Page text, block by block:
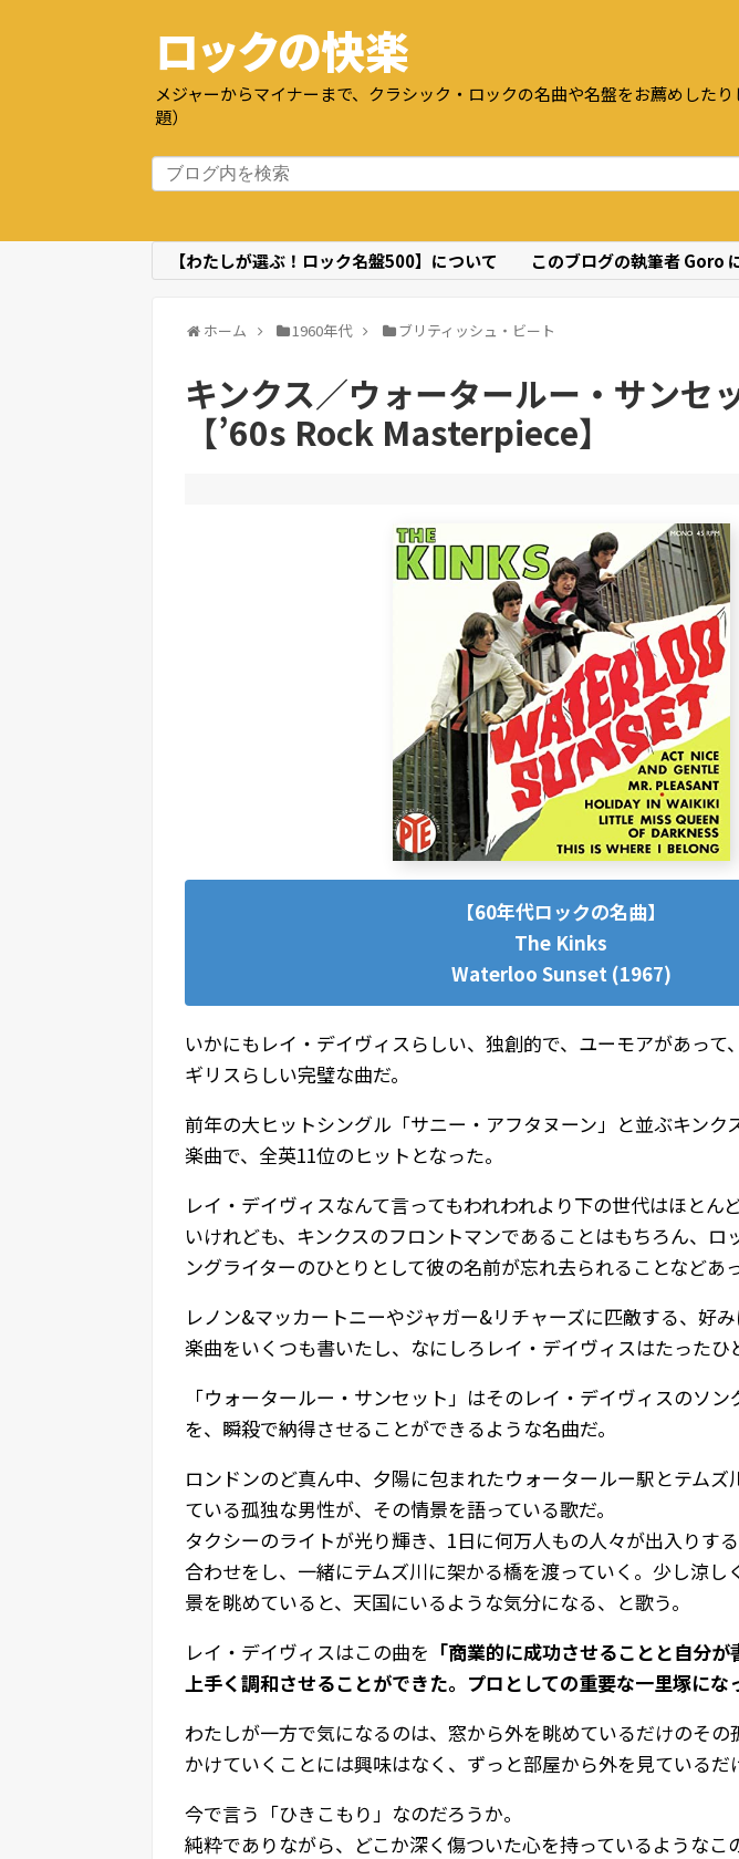
ロックの快楽
メジャーからマイナーまで、クラシック・ロックの名曲や名盤をお薦めした
題）
【わたしが選ぶ！ロック名盤500】について このブログの執筆者 Goro
ホーム 1960年代 ブリティッシュ・ビート
キンクス／ウォータールー・サンセ
【’60s Rock Masterpiece】
【60年代ロックの名曲】
The Kinks
Waterloo Sunset (1967)
いかにもレイ・デイヴィスらしい、独創的で、ユーモアがあって
ギリスらしい完璧な曲だ。
前年の大ヒットシングル「サニー・アフタヌーン」と並ぶキンク
楽曲で、全英11位のヒットとなった。
レイ・デイヴィスなんて言ってもわれわれより下の世代はほとん
いけれども、キンクスのフロントマンであることはもちろん、ロ
ングライターのひとりとして彼の名前が忘れ去られることなどあ
レノン&マッカートニーやジャガー&リチャーズに匹敵する、好
楽曲をいくつも書いたし、なにしろレイ・デイヴィスはたったひ
「ウォータールー・サンセット」はそのレイ・デイヴィスのソ
を、瞬殺で納得させることができるような名曲だ。
ロンドンのど真ん中、夕陽に包まれたウォータールー駅とテムズ
ている孤独な男性が、その情景を語っている歌だ。
タクシーのライトが光り輝き、1日に何万人もの人々が出入りす
合わせをし、一緒にテムズ川に架かる橋を渡っていく。少し涼し
景を眺めていると、天国にいるような気分になる、と歌う。
レイ・デイヴィスはこの曲を 「商業的に成功させることと自分
上手く調和させることができた。プロとしての重要な一里塚にな
わたしが一方で気になるのは、窓から外を眺めているだけのその
かけていくことには興味はなく、ずっと部屋から外を見ているだ
今で言う「ひきこもり」なのだろうか。
純粋でありながら、どこか深く傷ついた心を持っているようなこ